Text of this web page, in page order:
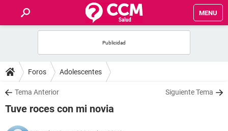
MENU
FOROS
SALUD
Foros Adolescentes
Tema Anterior Siguiente Tema
Tuve roces con mi novia